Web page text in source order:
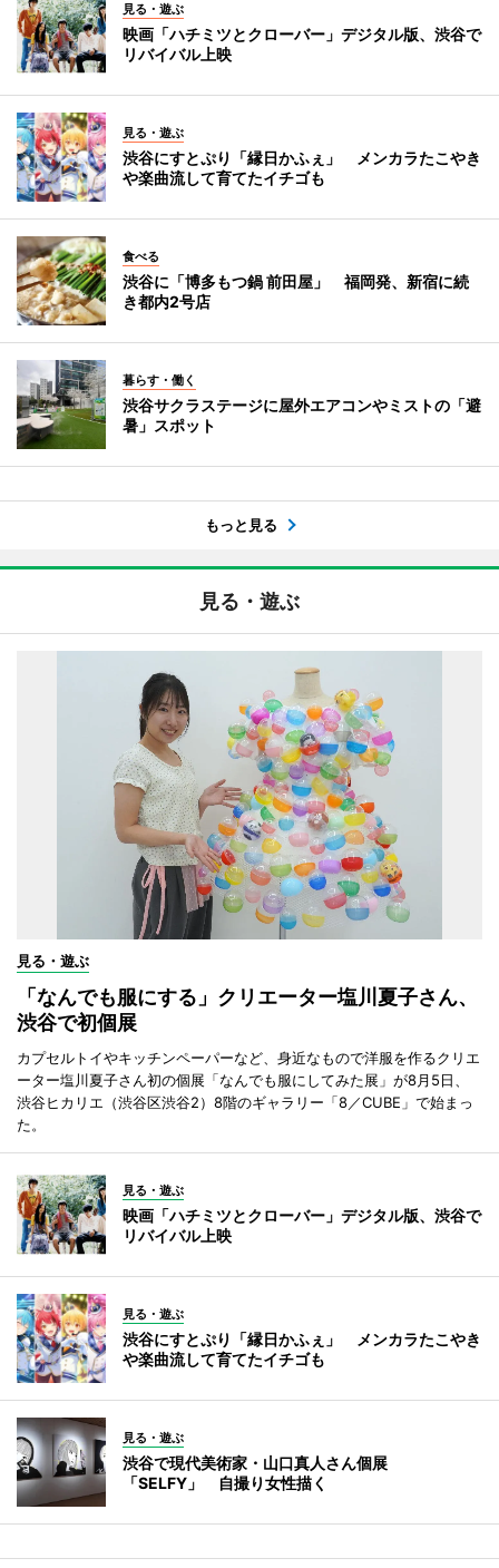
見る・遊ぶ
映画「ハチミツとクローバー」デジタル版、渋谷で
リバイバル上映
見る・遊ぶ
渋谷にすとぷり「縁日かふぇ」 メンカラたこやき
や楽曲流して育てたイチゴも
食べる
渋谷に「博多もつ鍋 前田屋」 福岡発、新宿に続
き都内2号店
暮らす・働く
渋谷サクラステージに屋外エアコンやミストの「避
暑」スポット
もっと見る
見る・遊ぶ
見る・遊ぶ
「なんでも服にする」クリエーター塩川夏子さん、
渋谷で初個展
カプセルトイやキッチンペーパーなど、身近なもので洋服を作るクリエ
ーター塩川夏子さん初の個展「なんでも服にしてみた展」が8月5日、
渋谷ヒカリエ（渋谷区渋谷2）8階のギャラリー「8／CUBE」で始まっ
た。
見る・遊ぶ
映画「ハチミツとクローバー」デジタル版、渋谷で
リバイバル上映
見る・遊ぶ
渋谷にすとぷり「縁日かふぇ」 メンカラたこやき
や楽曲流して育てたイチゴも
見る・遊ぶ
渋谷で現代美術家・山口真人さん個展
「SELFY」 自撮り女性描く